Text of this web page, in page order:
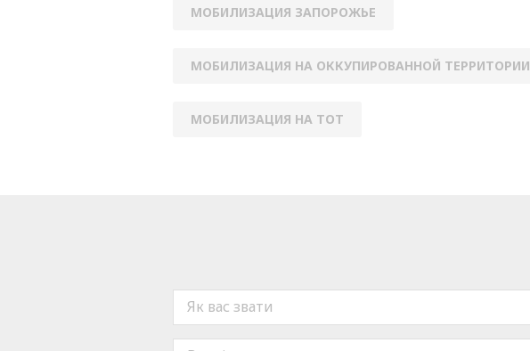
МОБИЛИЗАЦИЯ ЗАПОРОЖЬЕ
МОБИЛИЗАЦИЯ НА ОККУПИРОВАННОЙ ТЕРРИТОРИИ
МОБИЛИЗАЦИЯ НА ТОТ